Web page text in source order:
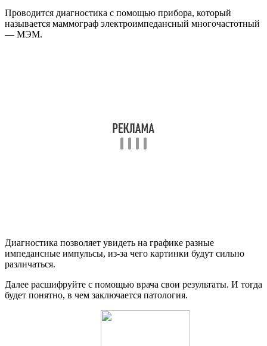
Проводится диагностика с помощью прибора, который
называется маммограф электроимпедансный многочастотный
— МЭМ.
Диагностика позволяет увидеть на графике разные
импедансные импульсы, из-за чего картинки будут сильно
различаться.
Далее расшифруйте с помощью врача свои результаты. И тогда
будет понятно, в чем заключается патология.